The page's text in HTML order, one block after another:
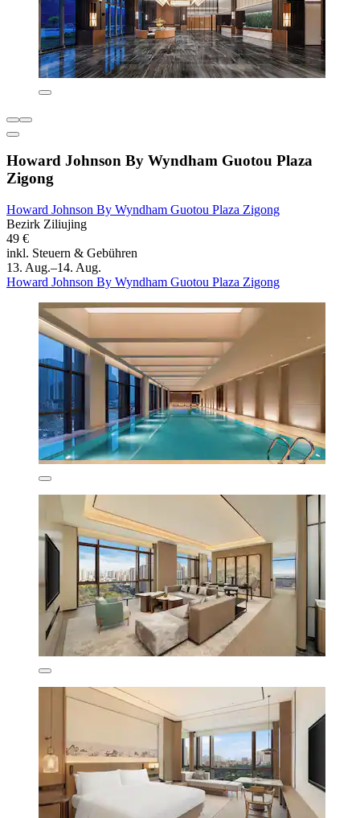
Howard Johnson By Wyndham Guotou Plaza
Zigong
Howard Johnson By Wyndham Guotou Plaza Zigong
Bezirk Ziliujing
49 €
inkl. Steuern & Gebühren
13. Aug.–14. Aug.
Howard Johnson By Wyndham Guotou Plaza Zigong